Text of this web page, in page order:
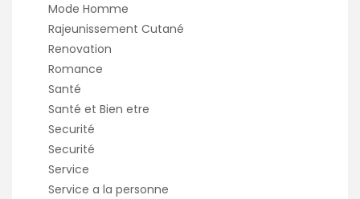
Mode Homme
Rajeunissement Cutané
Renovation
Romance
Santé
Santé et Bien etre
Securité
Securité
Service
Service a la personne